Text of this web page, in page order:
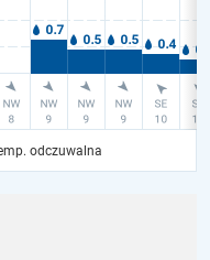
odczuwalna